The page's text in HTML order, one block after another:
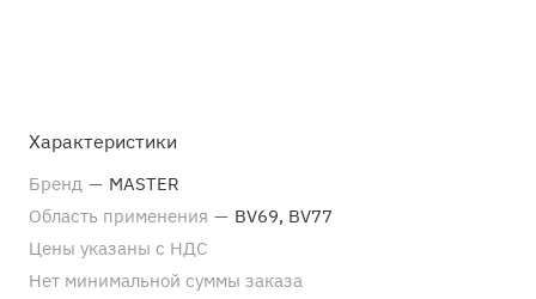
Характеристики
Бренд — MASTER
Область применения — BV69, BV77
Цены указаны с НДС
Нет минимальной суммы заказа